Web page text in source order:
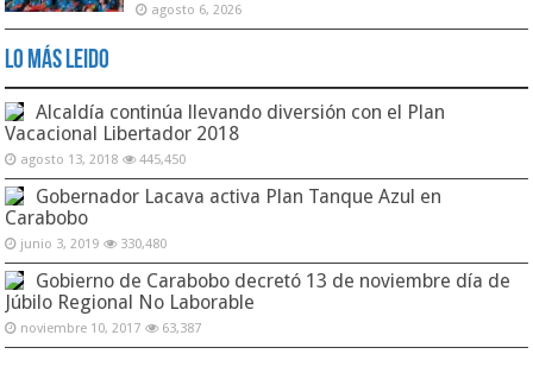
agosto 6, 2026
Lo Más Leido
Alcaldía continúa llevando diversión con el Plan
Vacacional Libertador 2018
agosto 13, 2018 445,450
Gobernador Lacava activa Plan Tanque Azul en
Carabobo
junio 3, 2019 330,480
Gobierno de Carabobo decretó 13 de noviembre día de
Júbilo Regional No Laborable
noviembre 10, 2017 63,387